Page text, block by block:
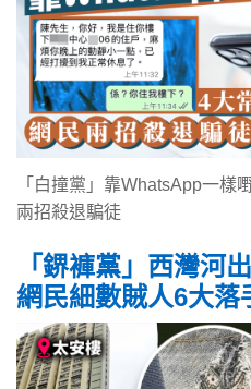
「白撞黨」靠WhatsApp一樣
兩招殺退騙徒
「鎅褲黨」西灣河
網民細數賊人6大落